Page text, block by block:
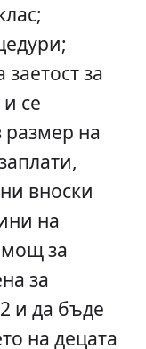
за
се
размер на
вноски
на
за
за
и да бъде
на децата